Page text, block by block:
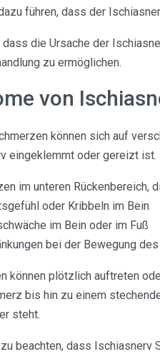
führen, dass der
die Ursache der
zu ermöglichen.
von
können sich auf
eingeklemmt oder gereizt
im unteren Rückenbereich,
oder Kribbeln im Bein
im Bein oder im Fuß
bei der Bewegung
können plötzlich auftreten
bis hin zu einem
steht.
beachten, dass Ischiasnerv